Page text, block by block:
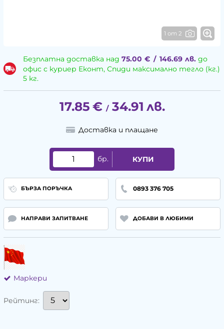
1 от 2
Безплатна доставка над 75.00 € / 146.69 лв.до
офис с куриер Еконт, Спиди максимално тегло (кг.)
5 кг.
17.85 € / 34.91 лв.
Доставка и плащане
бр. КУПИ
БЪРЗА ПОРЪЧКА 0893 376 705
НАПРАВИ ЗАПИТВАНЕ ДОБАВИ В ЛЮБИМИ
Маркери
Рейтинг: